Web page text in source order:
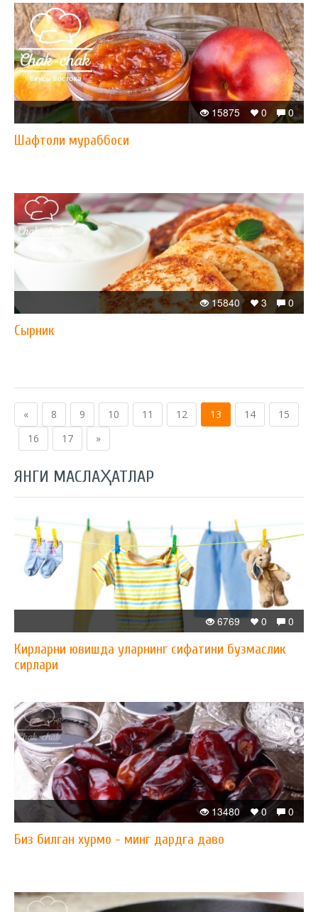
0
0
15875
Шафтоли мураббоси
0
3
15840
Сырник
« 8 9 10 11 12 13 14
15
16
17 »
ЯНГИ МАСЛАҲАТЛАР
0
0
6769
Кирларни ювишда уларнинг сифатини бузмаслик
сирлари
0
0
13480
Биз билган хурмо - минг дардга даво